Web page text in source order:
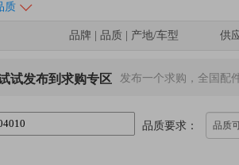
质
品牌 | 品质 | 产地/车型 供
试发布到求购专区 发布一个求购，全国配
品质要求： 品质